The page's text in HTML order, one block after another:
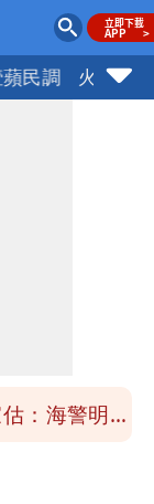
民調 火線話
學金延續愛
「恐遇黑潮
：海警明發